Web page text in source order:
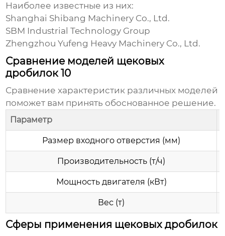
Наиболее известные из них:
Shanghai Shibang Machinery Co., Ltd.
SBM Industrial Technology Group
Zhengzhou Yufeng Heavy Machinery Co., Ltd.
Сравнение моделей щековых
дробилок 10
Сравнение характеристик различных моделей
поможет вам принять обоснованное решение.
Параметр
Размер входного отверстия (мм)
Производительность (т/ч)
Мощность двигателя (кВт)
Вес (т)
Сферы применения щековых дробилок